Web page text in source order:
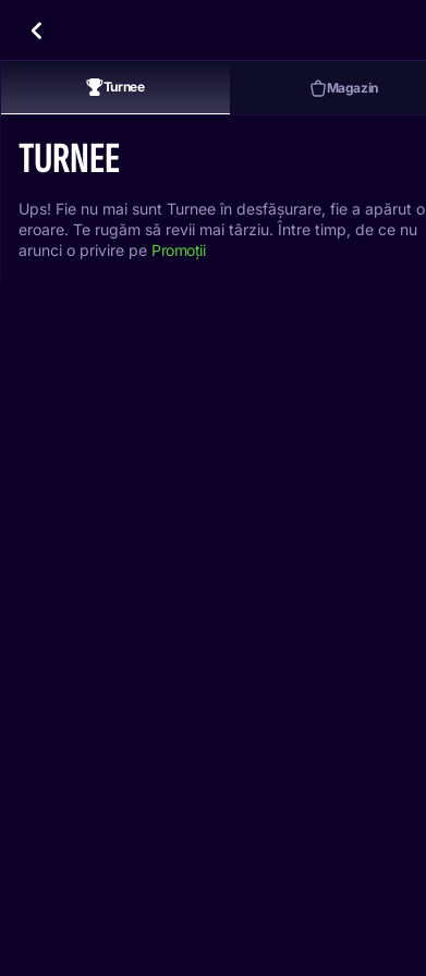
Turnee Magazin
TURNEE
Ups! Fie nu mai sunt Turnee în desfășurare, fie a apărut o
eroare. Te rugăm să revii mai târziu. Între timp, de ce nu
arunci o privire pe Promoții